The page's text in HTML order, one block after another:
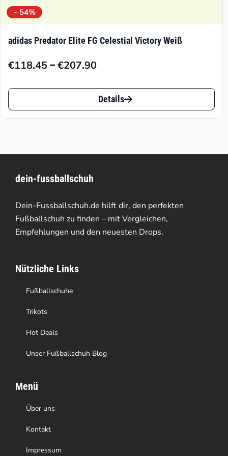
- 54%
adidas Predator Elite FG Celestial Victory Weiß
€118.45–€207.90
Preisspanne:
€118.45
€207.90
Dieses
Produkt
auf.
Die
Optionen
können
der
Produktseite
gewählt
werden
Details
dein-fussballschuh
Dein-Fussballschuh.de hilft dir, den perfekten
Fußballschuh zu finden – mit Vergleichen,
Empfehlungen und den neuesten Drops.
Nützliche Links
Fußballschuhe
Trikots
Hot Deals
Unser Fußballschuh Blog
Menü
Über uns
Kontakt
Impressum